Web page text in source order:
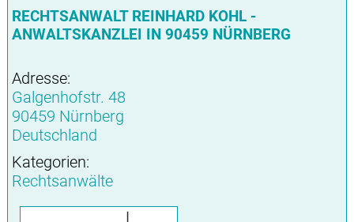
RECHTSANWALT REINHARD KOHL -
ANWALTSKANZLEI IN 90459 NÜRNBERG
Adresse:
Galgenhofstr. 48
90459 Nürnberg
Deutschland
Kategorien:
Rechtsanwälte